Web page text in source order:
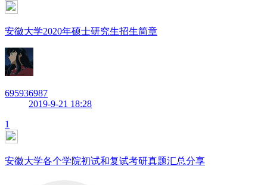
安徽大学2020年硕士研究生招生简章
695936987
2019-9-21 18:28
1
安徽大学各个学院初试和复试考研真题汇总分享